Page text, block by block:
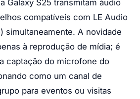
Galaxy S25 transmitam áudio
compatíveis com LE Audio
simultaneamente. A novidade
à reprodução de mídia; é
captação do microfone do
como um canal de
para eventos ou visitas